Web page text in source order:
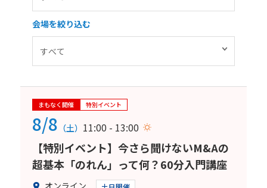
会場を絞り込む
まもなく開催 特別イベント
8/8 （土） 11:00 - 13:00
【特別イベント】今さら聞けないM&Aの
超基本「のれん」って何？60分入門講座